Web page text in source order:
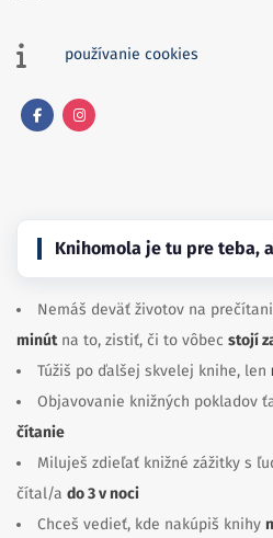
používanie cookies
Knihomola je tu pre teba,
Nemáš deväť životov na
minútna to, zistiť, či to vôbec stojí
Túžiš po ďalšej skvelej knihe, len
Objavovanie knižných pokladov
čítanie
Miluješ zdieľať knižné zážitky s
čítal/a do 3 v noci
Chceš vedieť, kde nakúpiš knihy